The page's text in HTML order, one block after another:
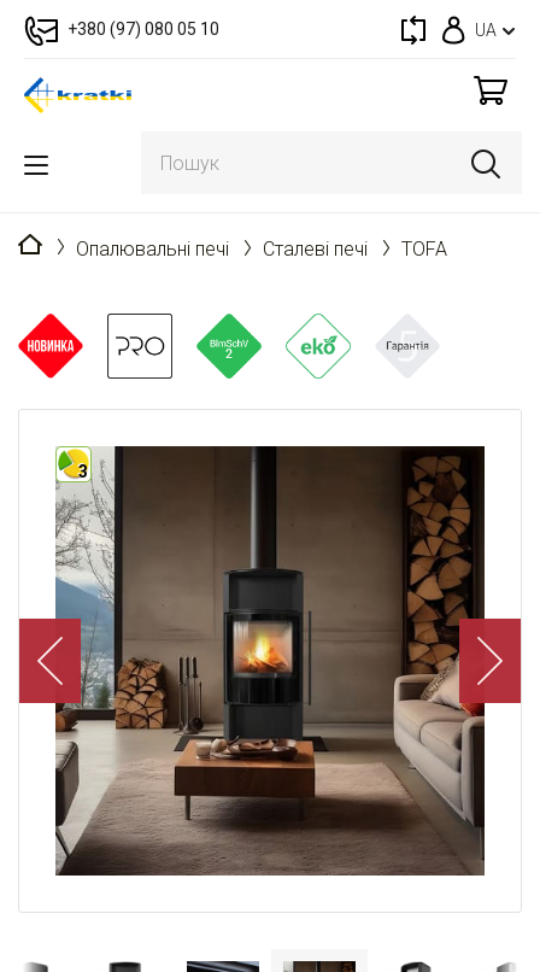
+380 (97) 080 05 10 UA
Головна
Опалювальні печі Сталеві печі TOFA
3